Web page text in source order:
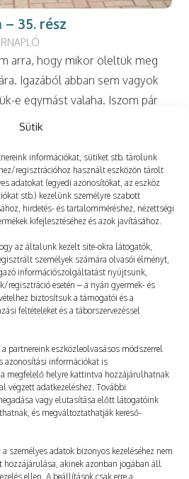
Sütik
információkat, sütiket stb. tárolunk
regisztrációhoz használt eszközön tárolt
adatokat (egyedi azonosítókat, az eszköz
stb.) kezelünk személyre szabott
hirdetés- és tartalomméréshez, nézettségi
kifejlesztéséhez és azok javításához.
az általunk kezelt site-okra látogatók,
személyek számára olvasói élményt,
információszolgáltatást nyújtsunk,
regisztráció esetén – a nyári gyermek- és
biztosítsuk a támogatói és a
feltételeket és a táborszervezéssel
partnereink eszközleolvasásos módszerrel
azonosítási információkat is
megfelelő helyre kattintva hozzájárulhatnak
végzett adatkezeléshez. További
vagy elutasítása előtt látogatóink
és megváltoztathatják kereső-
személyes adatok bizonyos kezeléséhez nem
hozzájárulása, akinek azonban jogában áll
ellen. A beállítások csak erre a
35. rész
arra, hogy mikor öleltük meg
Igazából abban sem vagyok
e egymást valaha. Iszom pár
homlokomhoz szorítom a…
rész
aggodalmat látok, amiből
szarul nézhetek ki. – Nyugi
megmaradok. A hangomtól
Mi van veled?…